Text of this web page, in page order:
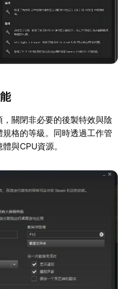
關閉非必要的後製特效與陰
格的等級。同時透過工作管
與CPU資源。